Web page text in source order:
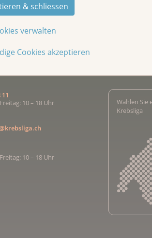
& schliessen
verwalten
Cookies akzeptieren
10 – 18 Uhr
10 – 18 Uhr
Zu
Wählen Sie
Krebsliga